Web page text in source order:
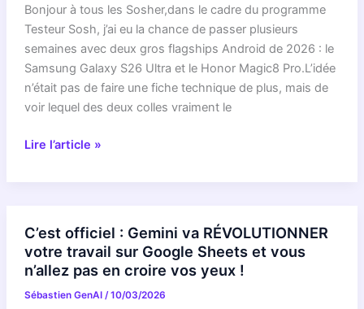
s’améliore
encore
Bonjour à tous les Sosher,dans le cadre du programme
Testeur Sosh, j’ai eu la chance de passer plusieurs
semaines avec deux gros flagships Android de 2026 : le
Samsung Galaxy S26 Ultra et le Honor Magic8 Pro.L’idée
n’était pas de faire une fiche technique de plus, mais de
voir lequel des deux colles vraiment le
Samsung
Honor
Magic8
Pro
:
Lire l’article »
C’est officiel : Gemini va RÉVOLUTIONNER
votre travail sur Google Sheets et vous
n’allez pas en croire vos yeux !
Sébastien GenAI /10/03/2026